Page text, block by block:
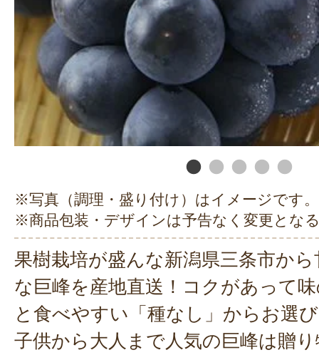
※写真（調理・盛り付け）はイメージです。
※商品包装・デザインは予告なく変更とな
果樹栽培が盛んな新潟県三条市か
な巨峰を産地直送！コクがあって
と食べやすい「種なし」からお選
子供から大人まで人気の巨峰は贈